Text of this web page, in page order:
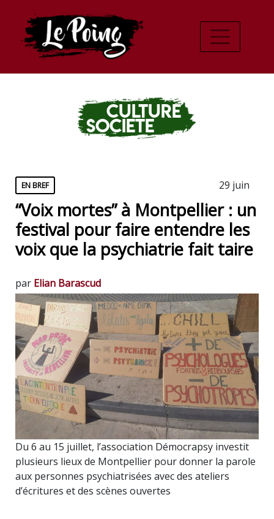
Culture
Societe
EN BREF 29 juin
“Voix mortes” à Montpellier : un
festival pour faire entendre les
voix que la psychiatrie fait taire
par Elian Barascud
Du 6 au 15 juillet, l’association Démocrapsy investit
plusieurs lieux de Montpellier pour donner la parole
aux personnes psychiatrisées avec des ateliers
d’écritures et des scènes ouvertes